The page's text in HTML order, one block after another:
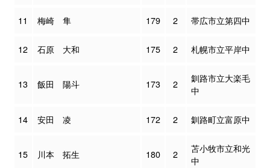
11 梅崎 隼 179 2 帯広市立第四中
12 石原 大和 175 2 札幌市立平岸中
13 飯田 陽斗 173 2
釧路市立大楽毛
中
14 安田 凌 172 2 釧路町立富原中
15 川本 拓生 180 2
苫小牧市立和光
中